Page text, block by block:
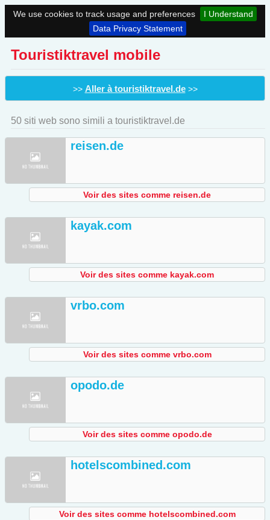
We use cookies to track usage and preferences
I Understand
Data Privacy Statement
Touristiktravel mobile
>> Aller à touristiktravel.de>>
50 siti web sono simili a touristiktravel.de
reisen.de
Voir des sites comme reisen.de
kayak.com
Voir des sites comme kayak.com
vrbo.com
Voir des sites comme vrbo.com
opodo.de
Voir des sites comme opodo.de
hotelscombined.com
Voir des sites comme hotelscombined.com